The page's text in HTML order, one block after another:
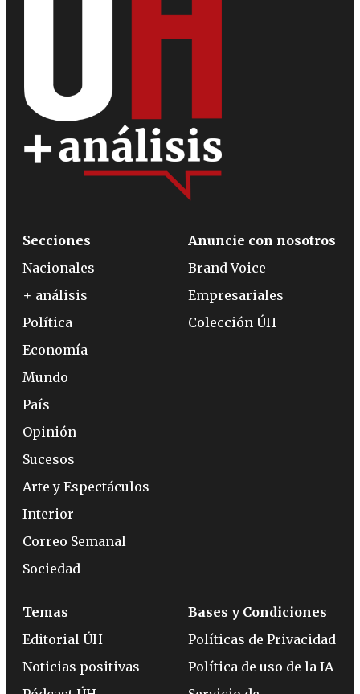
Secciones
Nacionales
+ análisis
Política
Economía
Mundo
País
Opinión
Sucesos
Arte y Espectáculos
Interior
Correo Semanal
Sociedad
Anuncie con nosotros
Brand Voice
Empresariales
Colección ÚH
Temas
Editorial ÚH
Noticias positivas
Bases y Condiciones
Políticas de Privacidad
Política de uso de la IA